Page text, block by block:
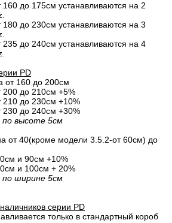
160 до 175см устанавливаются на 2
180 до 230см устанавливаются на 3
235 до 240см устанавливаются на 4
PD
от 160 до 200см
200 до 210см +5%
210 до 230см +10%
230 до 240см +30%
высоте 5см
от 40(кроме модели 3.5.2-от 60см) до
и 90cм +10%
и 100см + 20%
ширине 5см
серии PD
только в стандартный короб